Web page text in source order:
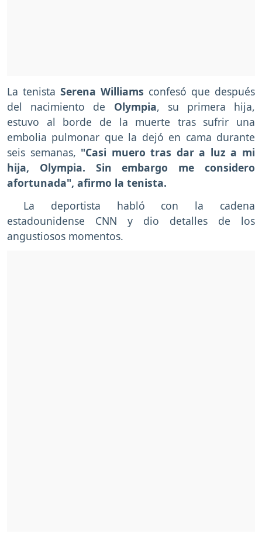
La tenista Serena Williams confesó que después
del nacimiento de Olympia, su primera hija,
estuvo al borde de la muerte tras sufrir una
embolia pulmonar que la dejó en cama durante
seis semanas, "Casi muero tras dar a luz a mi
hija, Olympia. Sin embargo me considero
afortunada", afirmo la tenista.
La deportista habló con la cadena
estadounidense CNN y dio detalles de los
angustiosos momentos.